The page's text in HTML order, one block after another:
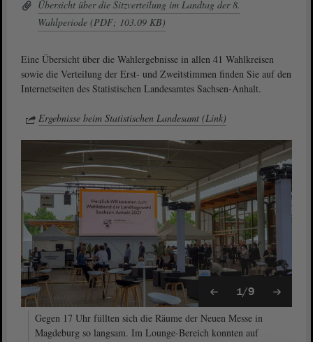
Übersicht über die Sitzverteilung im Landtag der 8.
Wahlperiode (PDF; 103.09 KB)
Eine Übersicht über die Wahlergebnisse in allen 41 Wahlkreisen
sowie die Verteilung der Erst- und Zweitstimmen finden Sie auf den
Internetseiten des Statistischen Landesamtes Sachsen-Anhalt.
Ergebnisse beim Statistischen Landesamt (Link)
1/9
Gegen 17 Uhr füllten sich die Räume der Neuen Messe in
Magdeburg so langsam. Im Lounge-Bereich konnten auf